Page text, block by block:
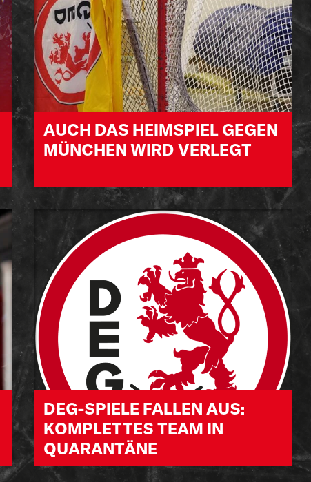
AUCH DAS HEIMSPIEL GEGEN
MÜNCHEN WIRD VERLEGT
DEG-SPIELE FALLEN AUS:
KOMPLETTES TEAM IN
QUARANTÄNE